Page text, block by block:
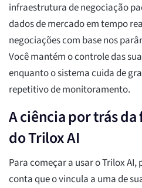
infraestrutura de negociação
dados de mercado em tempo
negociações com base nos
Você mantém o controle das
enquanto o sistema cuida de
repetitivo de monitoramento.
A ciência por trás
do Trilox AI
Para começar a usar o Trilox
conta que o vincula a uma de